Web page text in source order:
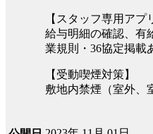
【スタッフ専用アプ
給与明細の確認、有
業規則・36協定掲載
【受動喫煙対策】
敷地内禁煙（室外、